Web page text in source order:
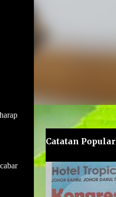
Catatan Popular